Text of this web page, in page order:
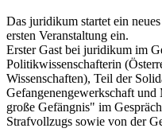
Das juridikum startet ein
ersten Veranstaltung ein.
Erster Gast bei juridikum im
Politikwissenschafterin
Wissenschaften), Teil der
Gefangenengewerkschaft und
große Gefängnis" im
Strafvollzugs sowie von der